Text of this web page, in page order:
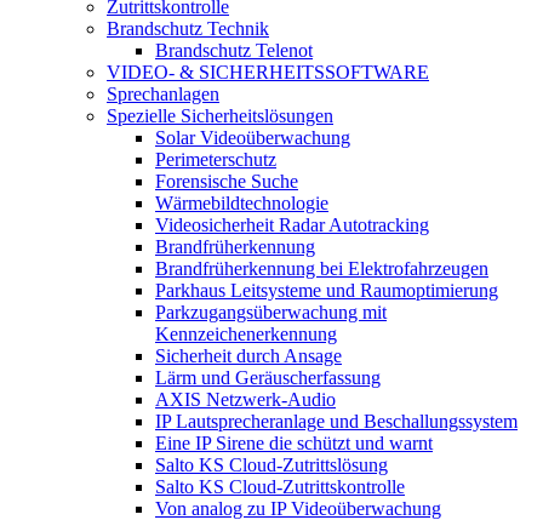
Zutrittskontrolle
Brandschutz Technik
Brandschutz Telenot
VIDEO- & SICHERHEITSSOFTWARE
Sprechanlagen
Spezielle Sicherheitslösungen
Solar Videoüberwachung
Perimeterschutz
Forensische Suche
Wärmebildtechnologie
Videosicherheit Radar Autotracking​
Brandfrüherkennung
Brandfrüherkennung bei Elektrofahrzeugen
Parkhaus Leitsysteme und Raumoptimierung
Parkzugangsüberwachung mit
Kennzeichenerkennung
Sicherheit durch Ansage
Lärm und Geräuscherfassung
AXIS Netzwerk-Audio
IP Lautsprecheranlage und Beschallungssystem
Eine IP Sirene die schützt und warnt
Salto KS Cloud-Zutrittslösung
Salto KS Cloud-Zutrittskontrolle
Von analog zu IP Videoüberwachung